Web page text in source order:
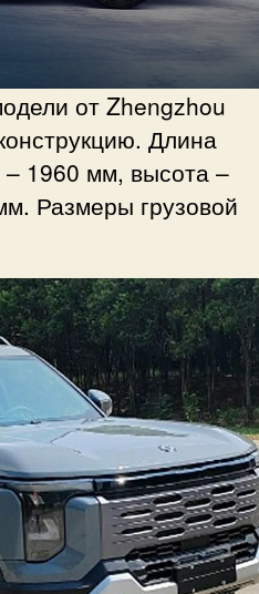
от Zhengzhou
Длина
1960 мм, высота –
Размеры грузовой